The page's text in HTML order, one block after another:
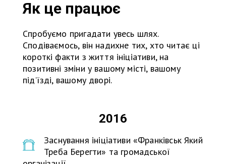
Як це працює
Спробуємо пригадати увесь шлях.
Сподіваємось, він надихне тих, хто читає ці
короткі факти з життя ініціативи, на
позитивні зміни у вашому місті, вашому
під’їзді, вашому дворі.
2016
Заснування ініціативи «Франківськ Який
Треба Берегти» та громадської